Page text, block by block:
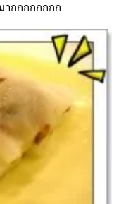
ากกกกกกกก